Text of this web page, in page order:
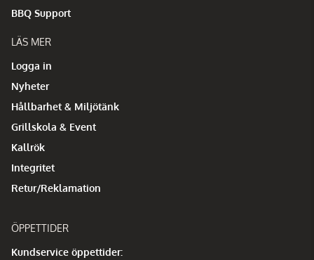
BBQ Support
LÄS MER
Logga in
Nyheter
Hållbarhet & Miljötänk
Grillskola & Event
Kallrök
Integritet
Retur/Reklamation
ÖPPETTIDER
Kundservice öppettider: